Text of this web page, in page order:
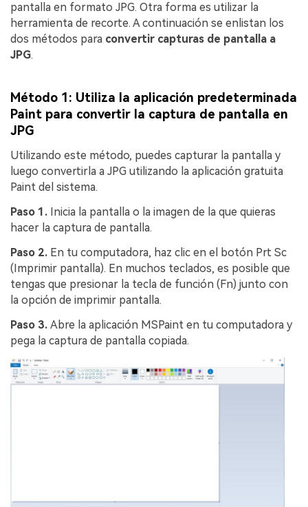
pantalla en formato JPG. Otra forma es utilizar la
herramienta de recorte. A continuación se enlistan los
dos métodos para convertir capturas de pantalla a
JPG.
Método 1: Utiliza la aplicación predeterminada
Paint para convertir la captura de pantalla en
JPG
Utilizando este método, puedes capturar la pantalla y
luego convertirla a JPG utilizando la aplicación gratuita
Paint del sistema.
Paso 1. Inicia la pantalla o la imagen de la que quieras
hacer la captura de pantalla.
Paso 2. En tu computadora, haz clic en el botón Prt Sc
(Imprimir pantalla). En muchos teclados, es posible que
tengas que presionar la tecla de función (Fn) junto con
la opción de imprimir pantalla.
Paso 3. Abre la aplicación MSPaint en tu computadora y
pega la captura de pantalla copiada.